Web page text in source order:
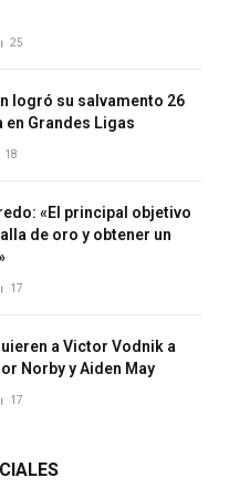
25
logró su salvamento 26
en Grandes Ligas
18
«El principal objetivo
de oro y obtener un
17
a Victor Vodnik a
Norby y Aiden May
17